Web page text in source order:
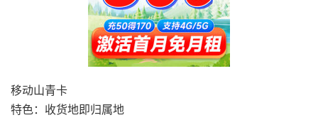
移动山青卡
特色：收货地即归属地